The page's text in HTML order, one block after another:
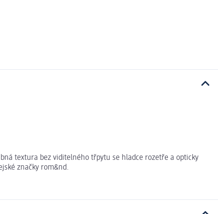
textura bez viditelného třpytu se hladce rozetře a opticky
značky rom&nd.